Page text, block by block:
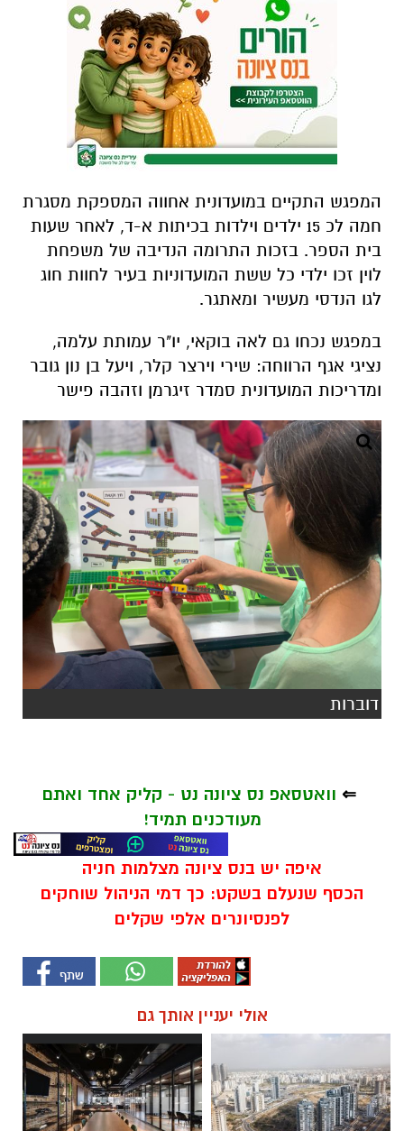
המפגש התקיים במועדונית אחווה המספקת מסגרת
חמה לכ 15 ילדים וילדות בכיתות א-ד, לאחר שעות
בית הספר. בזכות התרומה הנדיבה של משפחת
לוין זכו ילדי כל ששת המועדוניות בעיר לחוות חוג
לגו הנדסי מעשיר ומאתגר.
במפגש נכחו גם לאה בוקאי, יו"ר עמותת עלמה,
נציגי אגף הרווחה: שירי וירצר קלר, ויעל בן נון גובר
ומדריכות המועדונית סמדר זיגרמן וזהבה פישר
דוברות
⇐ וואטסאפ נס ציונה נט - קליק אחד ואתם
מעודכנים תמיד!
איפה יש בנס ציונה מצלמות חניה
הכסף שנעלם בשקט: כך דמי הניהול שוחקים
לפנסיונרים אלפי שקלים
אולי יעניין אותך גם